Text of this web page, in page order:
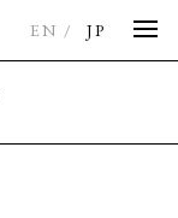
EN JP